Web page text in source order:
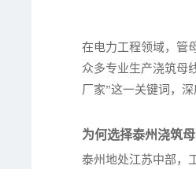
在电力工程领域，管
众多专业生产浇筑母
厂家”这一关键词，
为何选择泰州浇筑母
泰州地处江苏中部，